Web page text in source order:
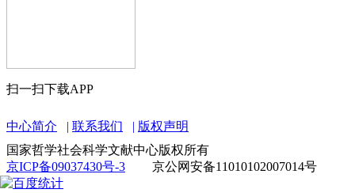
扫一扫下载APP
中心简介 联系我们
版权声明
国家哲学社会科学文献中心版权所有
京ICP备09037430号-3
京公网安备11010102007014号